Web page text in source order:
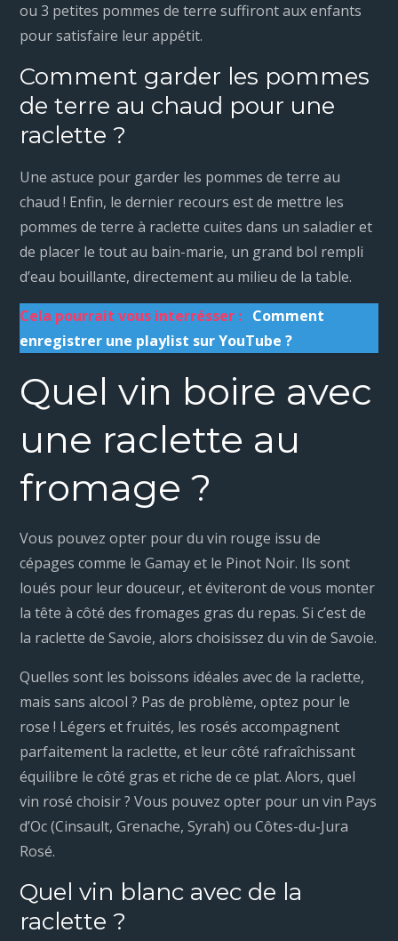
ou 3 petites pommes de terre suffiront aux enfants
pour satisfaire leur appétit.
Comment garder les pommes
de terre au chaud pour une
raclette ?
Une astuce pour garder les pommes de terre au
chaud ! Enfin, le dernier recours est de mettre les
pommes de terre à raclette cuites dans un saladier et
de placer le tout au bain-marie, un grand bol rempli
d’eau bouillante, directement au milieu de la table.
Cela pourrait vous interrésser : Comment
enregistrer une playlist sur YouTube ?
Quel vin boire avec
une raclette au
fromage ?
Vous pouvez opter pour du vin rouge issu de
cépages comme le Gamay et le Pinot Noir. Ils sont
loués pour leur douceur, et éviteront de vous monter
la tête à côté des fromages gras du repas. Si c’est de
la raclette de Savoie, alors choisissez du vin de Savoie.
Quelles sont les boissons idéales avec de la raclette,
mais sans alcool ? Pas de problème, optez pour le
rose ! Légers et fruités, les rosés accompagnent
parfaitement la raclette, et leur côté rafraîchissant
équilibre le côté gras et riche de ce plat. Alors, quel
vin rosé choisir ? Vous pouvez opter pour un vin Pays
d’Oc (Cinsault, Grenache, Syrah) ou Côtes-du-Jura
Rosé.
Quel vin blanc avec de la
raclette ?